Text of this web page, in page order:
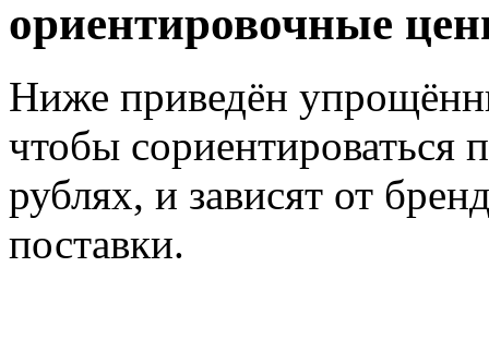
ориентировочные
Ниже приведён
чтобы
рублях, и зависят от
поставки.